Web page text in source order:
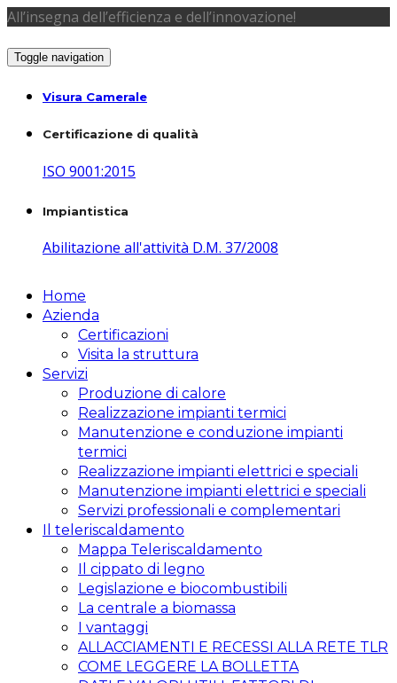
All’insegna dell’efficienza e dell’innovazione!
Toggle navigation
Visura Camerale
Certificazione di qualità
ISO 9001:2015
Impiantistica
Abilitazione all'attività D.M. 37/2008
Home
Azienda
Certificazioni
Visita la struttura
Servizi
Produzione di calore
Realizzazione impianti termici
Manutenzione e conduzione impianti
termici
Realizzazione impianti elettrici e speciali
Manutenzione impianti elettrici e speciali
Servizi professionali e complementari
Il teleriscaldamento
Mappa Teleriscaldamento
Il cippato di legno
Legislazione e biocombustibili
La centrale a biomassa
I vantaggi
ALLACCIAMENTI E RECESSI ALLA RETE TLR
COME LEGGERE LA BOLLETTA